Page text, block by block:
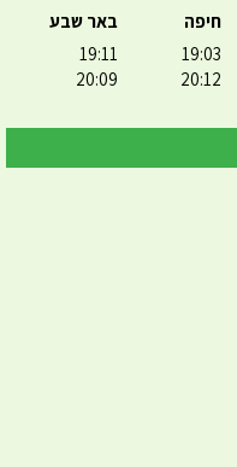
חיפה
19:03
20:12
באר שבע
19:11
20:09